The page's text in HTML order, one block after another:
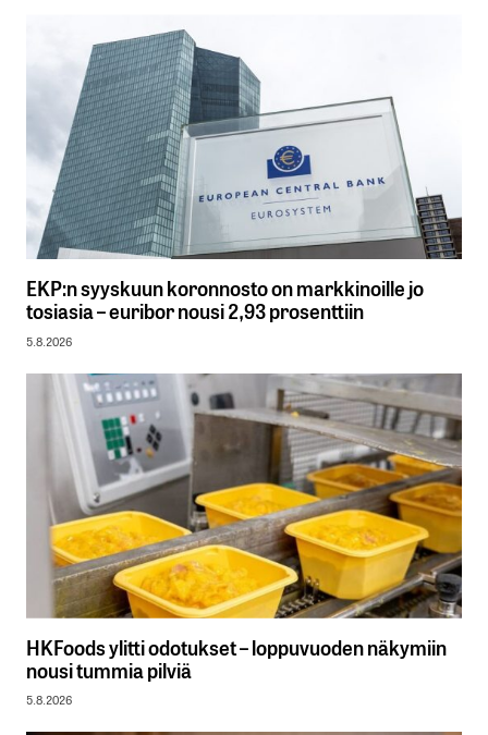
EKP:n syyskuun koronnosto on markkinoille jo
tosiasia – euribor nousi 2,93 prosenttiin
5.8.2026
HKFoods ylitti odotukset – loppuvuoden näkymiin
nousi tummia pilviä
5.8.2026